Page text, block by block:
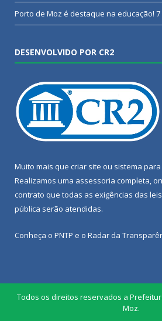
Porto de Moz é destaque na educação!
DESENVOLVIDO POR CR2
Muito mais que criar site ou sistema
Realizamos uma assessoria completa,
contrato que todas as exigências das
pública serão atendidas.
Conheça o PNTP e o Radar da
Todos os direitos reservados a
Moz.